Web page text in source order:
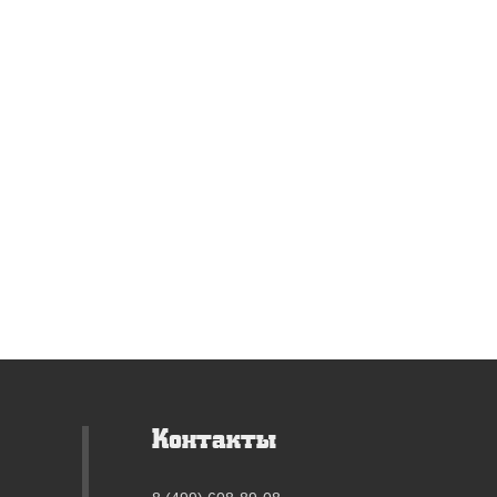
Контакты